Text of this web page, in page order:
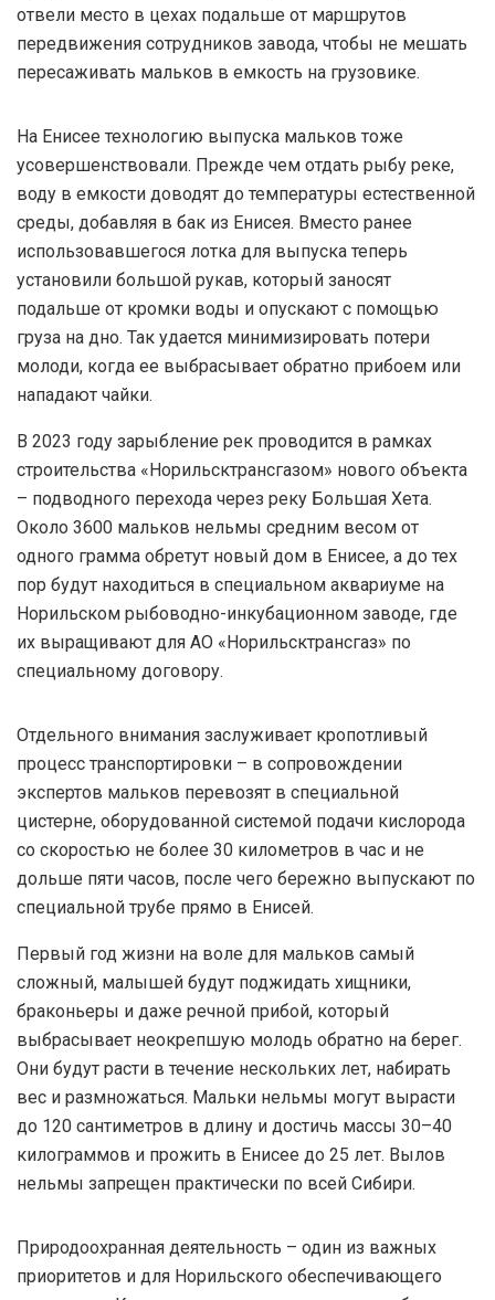
отвели место в цехах подальше от маршрутов
передвижения сотрудников завода, чтобы не мешать
пересаживать мальков в емкость на грузовике.
На Енисее технологию выпуска мальков тоже
усовершенствовали. Прежде чем отдать рыбу реке,
воду в емкости доводят до температуры естественной
среды, добавляя в бак из Енисея. Вместо ранее
использовавшегося лотка для выпуска теперь
установили большой рукав, который заносят
подальше от кромки воды и опускают с помощью
груза на дно. Так удается минимизировать потери
молоди, когда ее выбрасывает обратно прибоем или
нападают чайки.
В 2023 году зарыбление рек проводится в рамках
строительства «Норильсктрансгазом» нового объекта
– подводного перехода через реку Большая Хета.
Около 3600 мальков нельмы средним весом от
одного грамма обретут новый дом в Енисее, а до тех
пор будут находиться в специальном аквариуме на
Норильском рыбоводно-инкубационном заводе, где
их выращивают для АО «Норильсктрансгаз» по
специальному договору.
Отдельного внимания заслуживает кропотливый
процесс транспортировки – в сопровождении
экспертов мальков перевозят в специальной
цистерне, оборудованной системой подачи кислорода
со скоростью не более 30 километров в час и не
дольше пяти часов, после чего бережно выпускают по
специальной трубе прямо в Енисей.
Первый год жизни на воле для мальков самый
сложный, малышей будут поджидать хищники,
браконьеры и даже речной прибой, который
выбрасывает неокрепшую молодь обратно на берег.
Они будут расти в течение нескольких лет, набирать
вес и размножаться. Мальки нельмы могут вырасти
до 120 сантиметров в длину и достичь массы 30–40
килограммов и прожить в Енисее до 25 лет. Вылов
нельмы запрещен практически по всей Сибири.
Природоохранная деятельность – один из важных
приоритетов и для Норильского обеспечивающего